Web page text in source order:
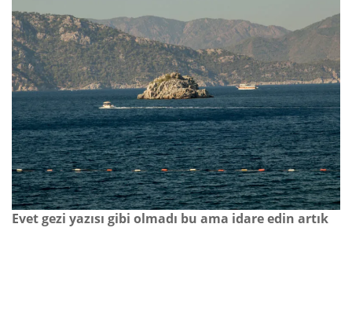
Evet gezi yazısı gibi olmadı bu ama idare edin artık